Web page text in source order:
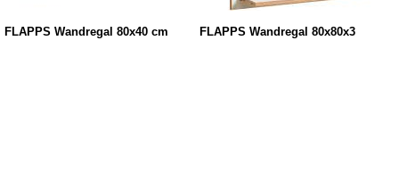
FLÄPPS Wandregal 80x40 cm FLÄPPS Wandregal 80x80x3